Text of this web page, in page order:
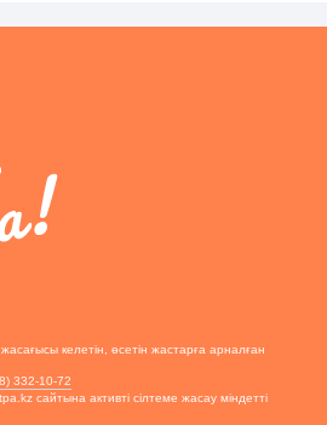
келетін, өсетін жастарға арналған
332-10-72
сайтына активті сілтеме жасау міндетті